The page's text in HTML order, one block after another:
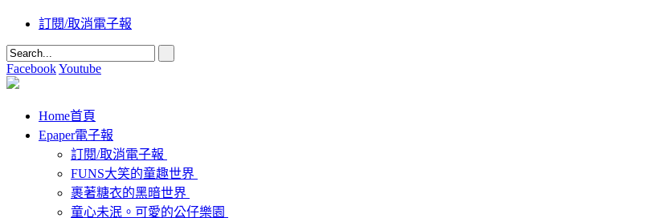
訂閱/取消電子報
FacebookYoutube
Home首頁
Epaper電子報
訂閱/取消電子報
FUNS大笑的童趣世界
裹著糖衣的黑暗世界
童心未泯。可愛的公仔樂園